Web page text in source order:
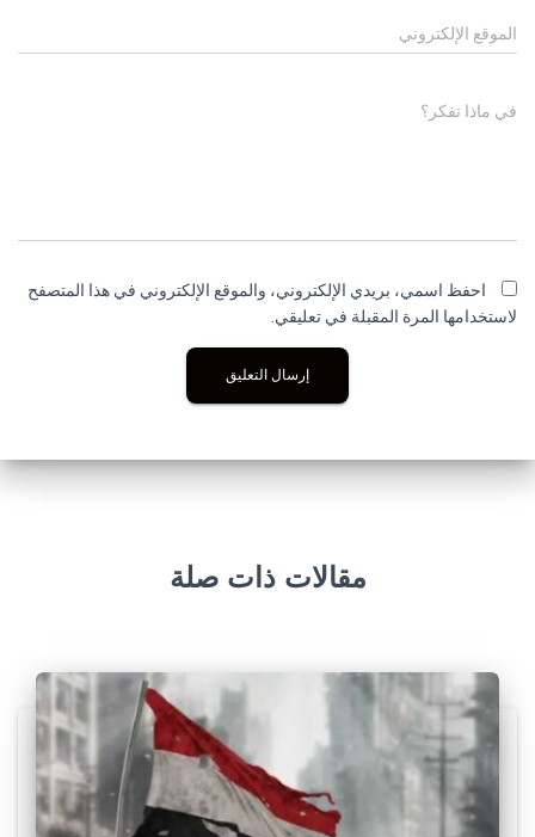
الموقع الإلكتروني
في ماذا تفكر؟
احفظ اسمي، بريدي الإلكتروني، والموقع الإلكتروني في هذا المتصفح
لاستخدامها المرة المقبلة في تعليقي.
مقالات ذات صلة